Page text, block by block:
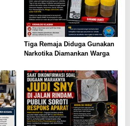
Tiga Remaja Diduga Gunakan
Narkotika Diamankan Warga